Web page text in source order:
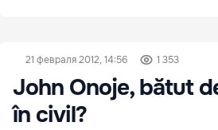
21 февраля 2012, 14:56 1 353
John Onoje, bătut
în civil?